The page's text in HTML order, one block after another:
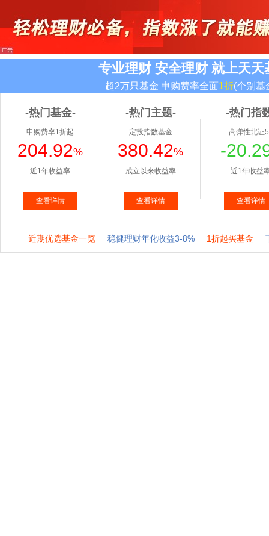
专业理财 安全理财 就上天天
超2万只基金 申购费率全面1折(个别基
-热门基金-
申购费率1折起
204.92%
近1年收益率
查看详情
-热门主题-
定投指数基金
380.42%
成立以来收益率
查看详情
-热门指
高弹性北证
-
近1年收益
查看详情
近期优选基金一览 稳健理财年化收益3-8% 1折起买基金